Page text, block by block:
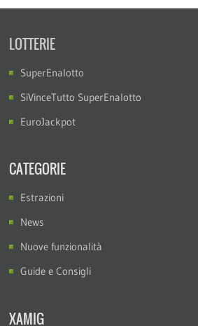
LOTTERIE
SuperEnalotto
SiVinceTutto SuperEnalotto
EuroJackpot
CATEGORIE
Estrazioni
News
Nuove funzionalità
Guide e Consigli
XAMIG